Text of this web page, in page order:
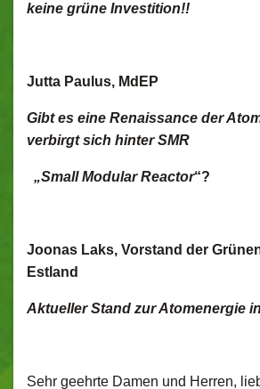
keine grüne Investition!!
Jutta Paulus, MdEP
Gibt es eine Renaissance der
verbirgt sich hinter SMR
„Small Modular Reactor“?
Joonas Laks, Vorstand der
Estland
Aktueller Stand zur Atomenergie
Sehr geehrte Damen und Herren,